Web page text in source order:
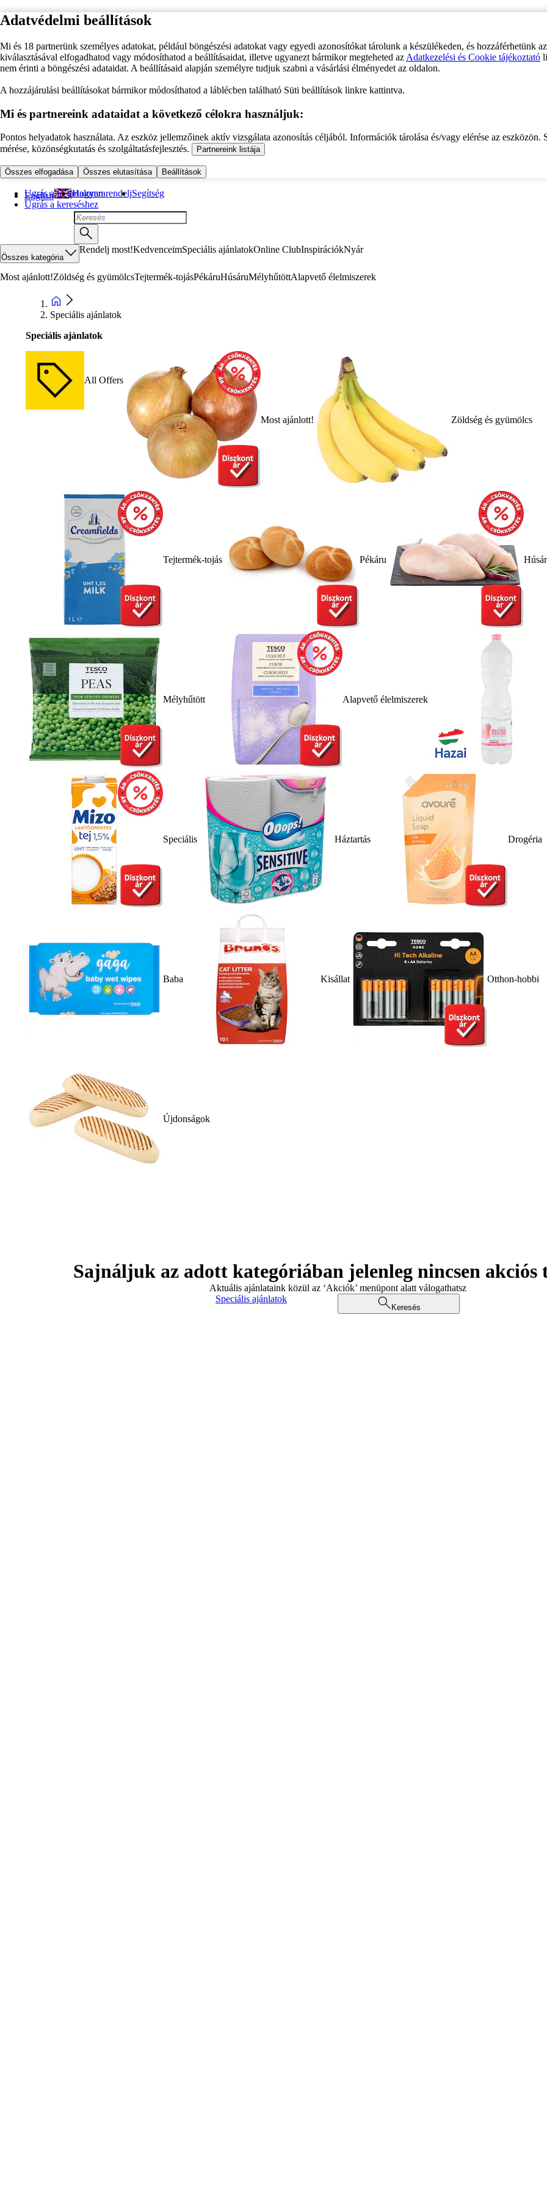
Adatvédelmi beállítások
Mi és 18 partnerünk személyes adatokat, például böngészési adatokat vagy egyedi azonosítókat tárolunk a készülékeden, és hozzáférhetünk
kiválasztásával elfogadhatod vagy módosíthatod a beállításaidat, illetve ugyanezt bármikor megteheted az Adatkezelési és Cookie tájékoztató
nem érinti a böngészési adataidat. A beállításaid alapján személyre tudjuk szabni a vásárlási élményedet az oldalon.
A hozzájárulási beállításokat bármikor módosíthatod a láblécben található Süti beállítások linkre kattintva.
Mi és partnereink adataidat a következő célokra használjuk:
Pontos helyadatok használata. Az eszköz jellemzőinek aktív vizsgálata azonosítás céljából. Információk tárolása és/vagy elérése az eszközön.
mérése, közönségkutatás és szolgáltatásfejlesztés.
Partnereink listája
Összes elfogadása Összes elutasítása Beállítások
Ugrás a fő tartalomra
Ugrás a kereséshez
English Hogyan rendeljSegítség
Összes kategória
Rendelj most!KedvenceimSpeciális ajánlatokOnline ClubInspirációkNyár
Most ajánlott!Zöldség és gyümölcsTejtermék-tojásPékáruHúsáruMélyhűtöttAlapvető élelmiszerek
Speciális ajánlatok
Speciális ajánlatok
All Offers
Most ajánlott! Zöldség és gyümölcs
Tejtermék-tojás Pékáru
Mélyhűtött Alapvető élelmiszerek
Speciális Háztartás Drogéria
Baba Kisállat Otthon-hobbi
Újdonságok
Sajnáljuk az adott kategóriában jelenleg nincsen akciós
Aktuális ajánlataink közül az ‘Akciók’ menüpont alatt válogathatsz
Speciális ajánlatok
Keresés